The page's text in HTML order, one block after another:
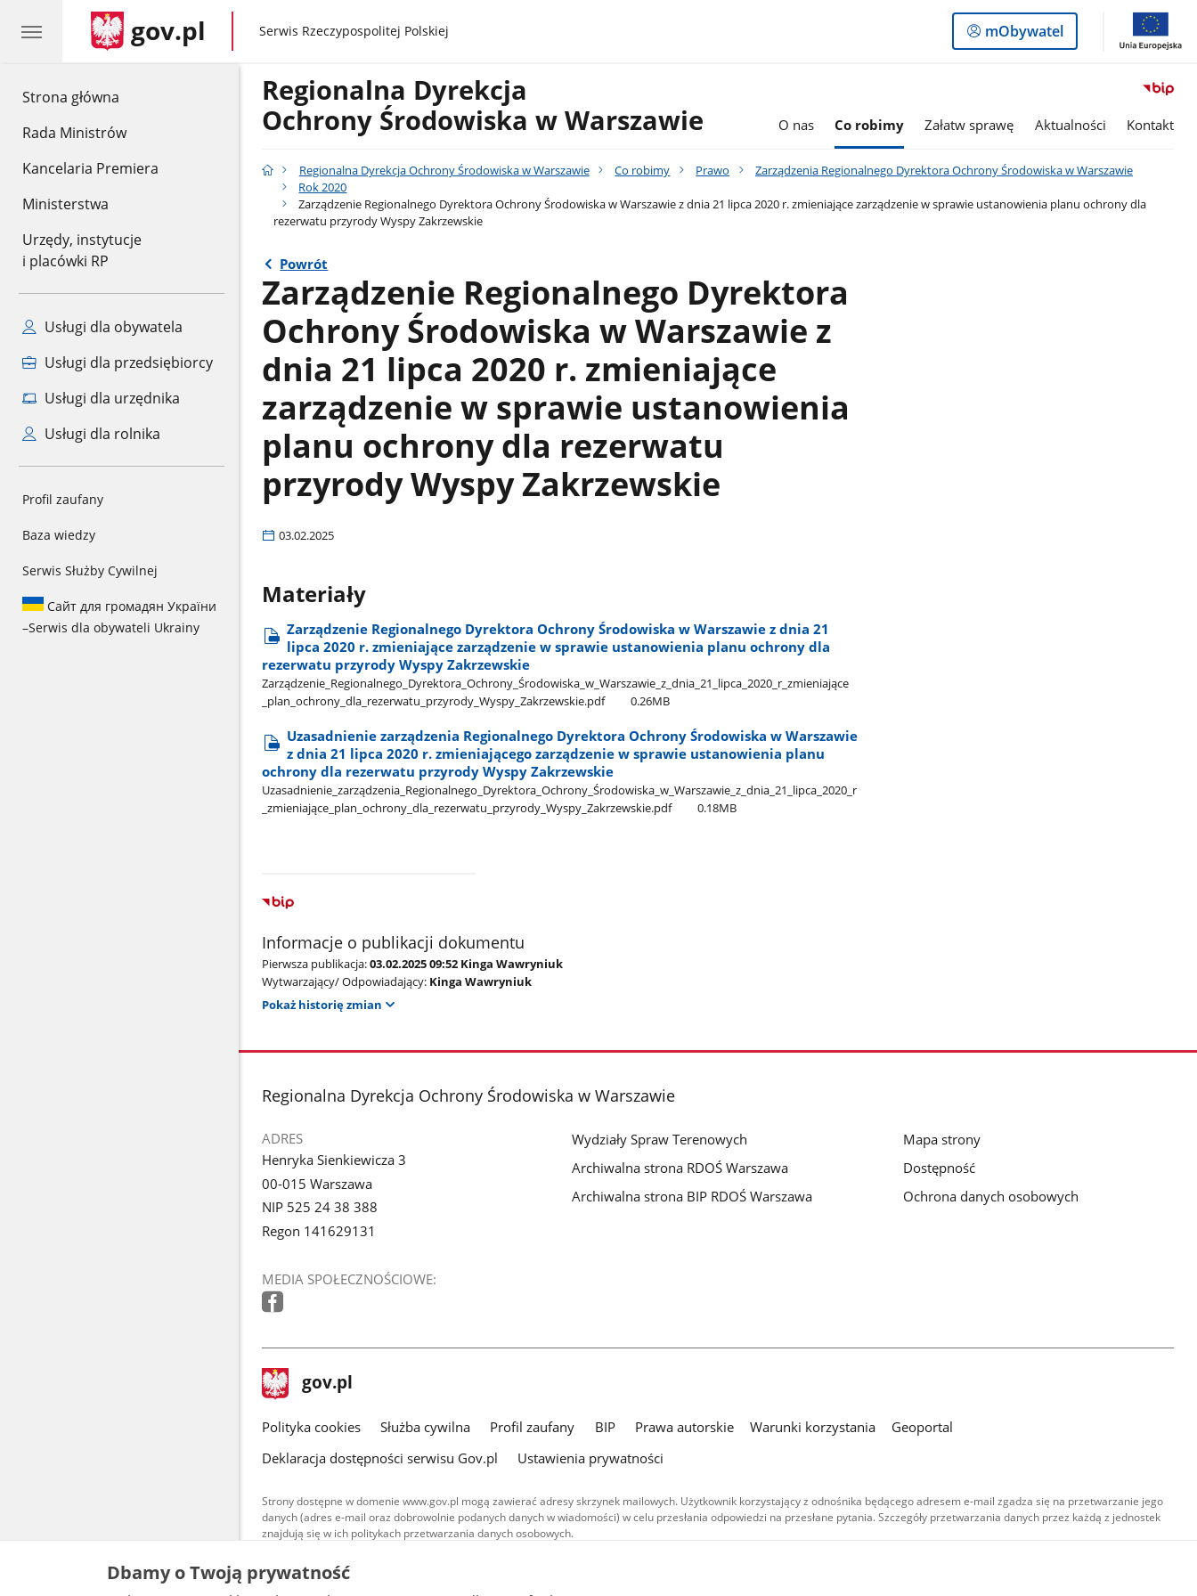
Strona główna
Rada Ministrów
Kancelaria Premiera
Ministerstwa
Urzędy, instytucje
i placówki RP
Usługi dla obywatela
Usługi dla przedsiębiorcy
Usługi dla urzędnika
Usługi dla rolnika
Profil zaufany
Baza wiedzy
Serwis Służby Cywilnej
Сайт для громадян України
–Serwis dla obywateli Ukrainy
gov.pl gov.pl
Serwis Rzeczypospolitej Polskiej
Logowanie
do
mObywatel
Regionalna Dyrekcja
Ochrony Środowiska w Warszawie
O nas Co robimy Załatw sprawę Aktualności Kontakt
Regionalna Dyrekcja Ochrony Środowiska w Warszawie Co robimy Prawo
Zarządzenia Regionalnego Dyrektora Ochrony Środowiska w Warszawie
Rok 2020
Zarządzenie Regionalnego Dyrektora Ochrony Środowiska w Warszawie z dnia 21 lipca 2020 r. zmieniające zarządzenie w sprawie ustanowienia planu ochrony dla
rezerwatu przyrody Wyspy Zakrzewskie
Powrót
Zarządzenie Regionalnego Dyrektora
Ochrony Środowiska w Warszawie z
dnia 21 lipca 2020 r. zmieniające
zarządzenie w sprawie ustanowienia
planu ochrony dla rezerwatu
przyrody Wyspy Zakrzewskie
03.02.2025
Materiały
Zarządzenie Regionalnego Dyrektora Ochrony Środowiska w Warszawie z dnia 21
lipca 2020 r. zmieniające zarządzenie w sprawie ustanowienia planu ochrony dla
rezerwatu przyrody Wyspy Zakrzewskie
Zarządzenie​_Regionalnego​_Dyrektora​_Ochrony​_Środowiska​_w​_Warszawie​_z​_dnia​_21​_lipca​_2020​_r​_zmieniające​
_plan​_ochrony​_dla​_rezerwatu​_przyrody​_Wyspy​_Zakrzewskie.pdf
0.26MB
Uzasadnienie zarządzenia Regionalnego Dyrektora Ochrony Środowiska w Warszawie
z dnia 21 lipca 2020 r. zmieniającego zarządzenie w sprawie ustanowienia planu
ochrony dla rezerwatu przyrody Wyspy Zakrzewskie
Uzasadnienie​_zarządzenia​_Regionalnego​_Dyrektora​_Ochrony​_Środowiska​_w​_Warszawie​_z​_dnia​_21​_lipca​_2020​_r​
_zmieniające​_plan​_ochrony​_dla​_rezerwatu​_przyrody​_Wyspy​_Zakrzewskie.pdf
0.18MB
Informacje o publikacji dokumentu
Pierwsza publikacja:03.02.2025 09:52 Kinga Wawryniuk
Wytwarzający/ Odpowiadający: Kinga Wawryniuk
Pokaż historię zmian
stopka
Regionalna Dyrekcja Ochrony Środowiska w Warszawie
ADRES
Henryka Sienkiewicza 3
00-015 Warszawa
NIP 525 24 38 388
Regon 141629131
MEDIA SPOŁECZNOŚCIOWE:
Wydziały Spraw Terenowych
Archiwalna strona RDOŚ Warszawa
Archiwalna strona BIP RDOŚ Warszawa
Mapa strony
Dostępność
Ochrona danych osobowych
stopka
gov.pl Strona
gov.pl
gov.pl
Polityka cookies Służba cywilna Profil zaufany BIP Prawa autorskie Warunki korzystania
Geoportal
Deklaracja dostępności serwisu Gov.pl
Ustawienia prywatności
Strony dostępne w domenie www.gov.pl mogą zawierać adresy skrzynek mailowych. Użytkownik korzystający z odnośnika będącego adresem e-mail zgadza się na przetwarzanie jego
danych (adres e-mail oraz dobrowolnie podanych danych w wiadomości) w celu przesłania odpowiedzi na przesłane pytania. Szczegóły przetwarzania danych przez każdą z jednostek
znajdują się w ich politykach przetwarzania danych osobowych.
Treści tekstowe publikowane w serwisie (z wyłączeniem treści audiowizualnych), są
udostępniane na licencji typu Creative Commons: uznanie autorstwa - na tych samych
Dbamy o Twoją prywatność